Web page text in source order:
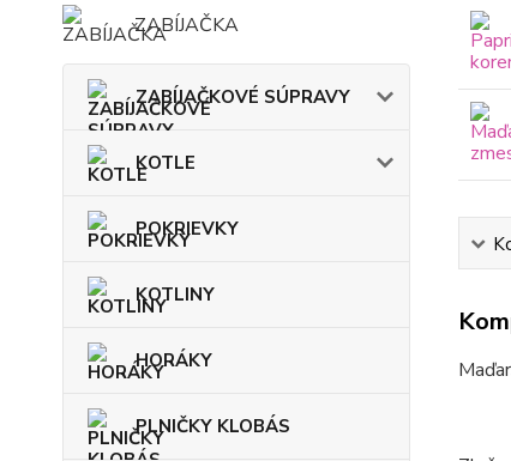
ZABÍJAČKA
ZABÍJAČKOVÉ SÚPRAVY
KOTLE
POKRIEVKY
KOTLINY
HORÁKY
PLNIČKY KLOBÁS